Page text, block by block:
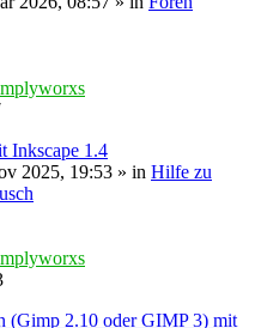
Inkscape 1.4
2025, 19:53 » in Hilfe zu
(Gimp 2.10 oder GIMP 3) mit